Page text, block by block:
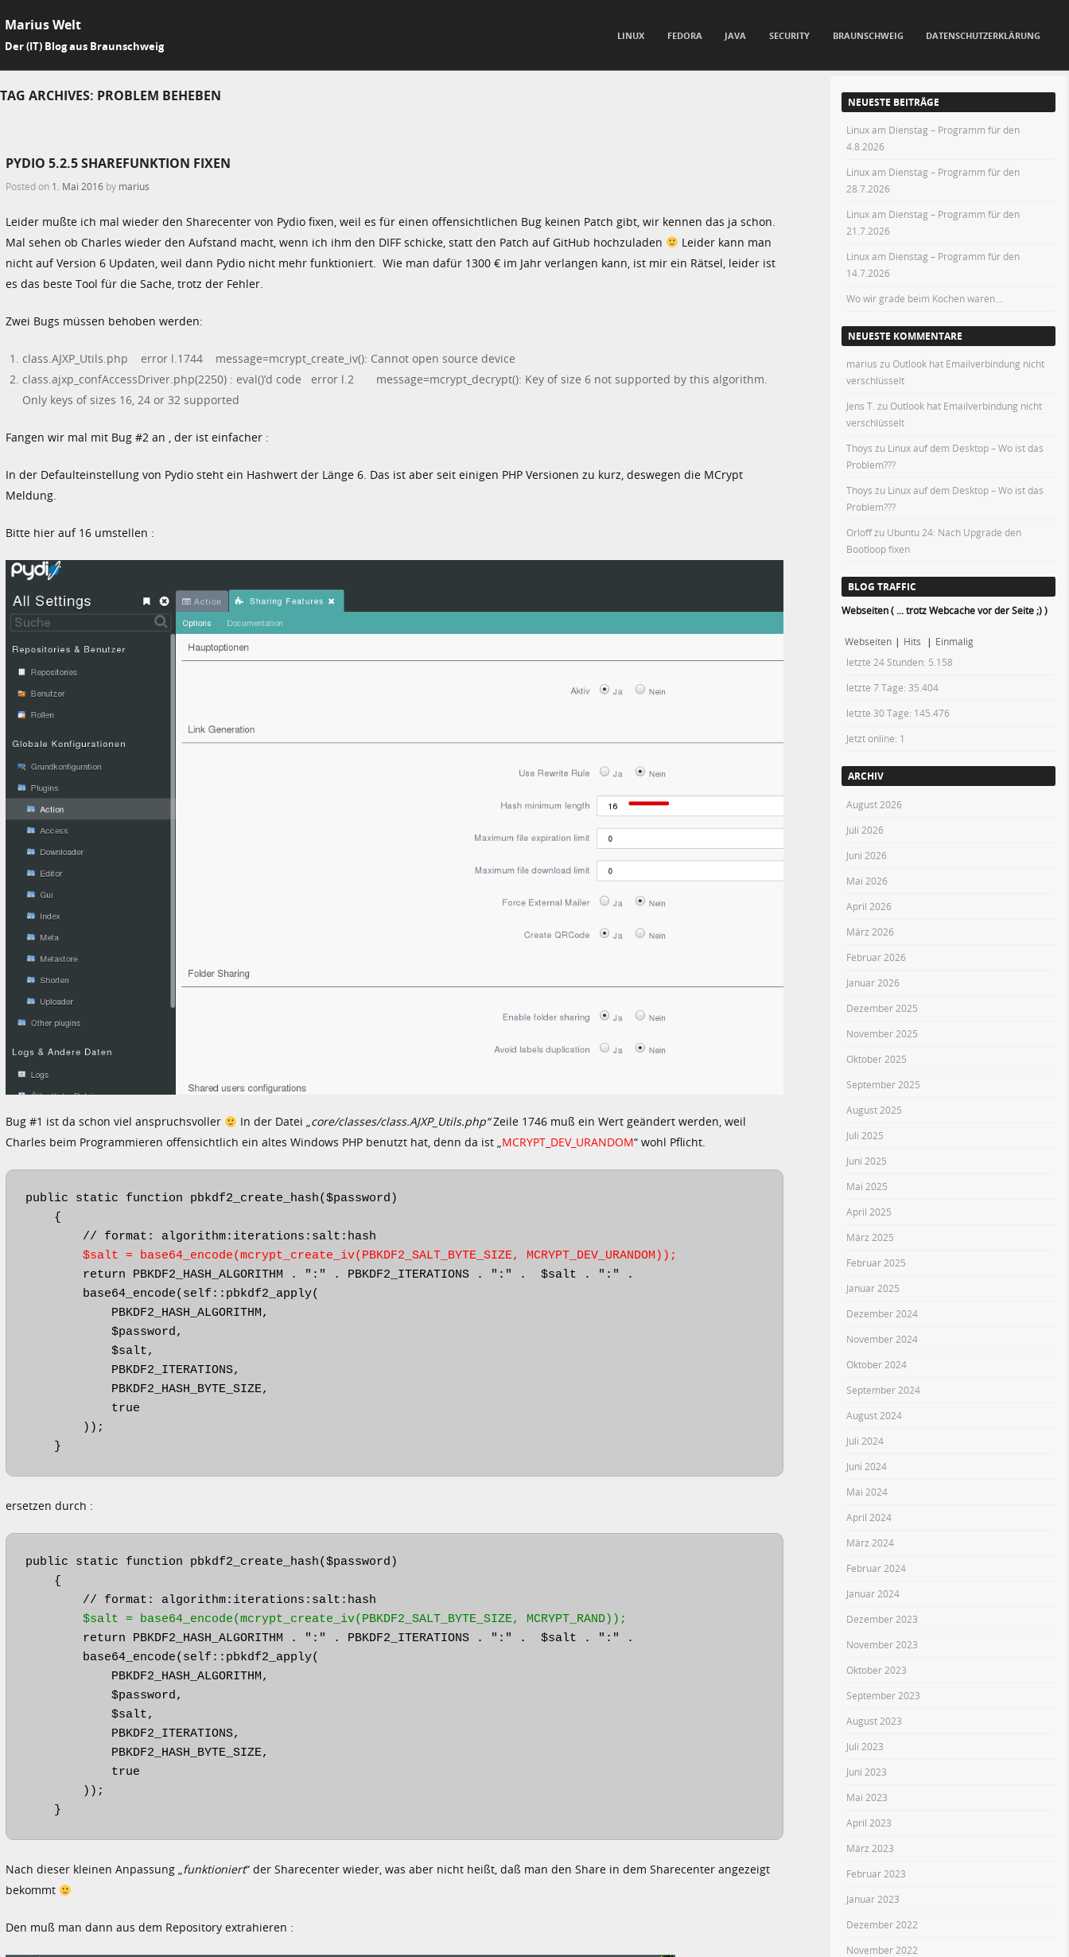
Marius Welt
Der (IT) Blog aus Braunschweig
LINUX FEDORA JAVA SECURITY BRAUNSCHWEIG DATENSCHUTZERKLÄRUNG
TAG ARCHIVES: PROBLEM BEHEBEN
PYDIO 5.2.5 SHAREFUNKTION FIXEN
Posted on 1. Mai 2016 by marius
Leider mußte ich mal wieder den Sharecenter von Pydio fixen, weil es für einen offensichtlichen Bug keinen Patch gibt, wir kennen das ja schon.
Mal sehen ob Charles wieder den Aufstand macht, wenn ich ihm den DIFF schicke, statt den Patch auf GitHub hochzuladen
Leider kann man
nicht auf Version 6 Updaten, weil dann Pydio nicht mehr funktioniert. Wie man dafür 1300 € im Jahr verlangen kann, ist mir ein Rätsel, leider ist
es das beste Tool für die Sache, trotz der Fehler.
Zwei Bugs müssen behoben werden:
class.AJXP_Utils.php error l.1744 message=mcrypt_create_iv(): Cannot open source device
class.ajxp_confAccessDriver.php(2250) : eval()’d code error l.2 message=mcrypt_decrypt(): Key of size 6 not supported by this algorithm.
Only keys of sizes 16, 24 or 32 supported
Fangen wir mal mit Bug #2 an , der ist einfacher :
In der Defaulteinstellung von Pydio steht ein Hashwert der Länge 6. Das ist aber seit einigen PHP Versionen zu kurz, deswegen die MCrypt
Meldung.
Bitte hier auf 16 umstellen :
Bug #1 ist da schon viel anspruchsvoller In der Datei „core/classes/class.AJXP_Utils.php“Zeile 1746 muß ein Wert geändert werden, weil
Charles beim Programmieren offensichtlich ein altes Windows PHP benutzt hat, denn da ist „MCRYPT_DEV_URANDOM“ wohl Pflicht.
public static function pbkdf2_create_hash($password)
{
// format: algorithm:iterations:salt:hash
$salt = base64_encode(mcrypt_create_iv(PBKDF2_SALT_BYTE_SIZE, MCRYPT_DEV_URANDOM));
return PBKDF2_HASH_ALGORITHM . ":" . PBKDF2_ITERATIONS . ":" .  $salt . ":" .
base64_encode(self::pbkdf2_apply(
PBKDF2_HASH_ALGORITHM,
$password,
$salt,
PBKDF2_ITERATIONS,
PBKDF2_HASH_BYTE_SIZE,
true
));
}
ersetzen durch :
public static function pbkdf2_create_hash($password)
{
// format: algorithm:iterations:salt:hash
$salt = base64_encode(mcrypt_create_iv(PBKDF2_SALT_BYTE_SIZE, MCRYPT_RAND));
return PBKDF2_HASH_ALGORITHM . ":" . PBKDF2_ITERATIONS . ":" .  $salt . ":" .
base64_encode(self::pbkdf2_apply(
PBKDF2_HASH_ALGORITHM,
$password,
$salt,
PBKDF2_ITERATIONS,
PBKDF2_HASH_BYTE_SIZE,
true
));
}
Nach dieser kleinen Anpassung „funktioniert“ der Sharecenter wieder, was aber nicht heißt, daß man den Share in dem Sharecenter angezeigt
bekommt
Den muß man dann aus dem Repository extrahieren :
NEUESTE BEITRÄGE
Linux am Dienstag – Programm für den
4.8.2026
Linux am Dienstag – Programm für den
28.7.2026
Linux am Dienstag – Programm für den
21.7.2026
Linux am Dienstag – Programm für den
14.7.2026
Wo wir grade beim Kochen waren…
NEUESTE KOMMENTARE
marius zuOutlook hat Emailverbindung nicht
verschlüsselt
Jens T. zuOutlook hat Emailverbindung nicht
verschlüsselt
Thoys zu Linux auf dem Desktop – Wo ist das
Problem???
Thoys zu Linux auf dem Desktop – Wo ist das
Problem???
Orloffzu Ubuntu 24: Nach Upgrade den
Bootloop fixen
BLOG TRAFFIC
Webseiten ( ... trotz Webcache vor der Seite ;) )
Webseiten | Hits | Einmalig
letzte 24 Stunden: 5.158
letzte 7 Tage: 35.404
letzte 30 Tage: 145.476
Jetzt online: 1
ARCHIV
August 2026
Juli 2026
Juni 2026
Mai 2026
April 2026
März 2026
Februar 2026
Januar 2026
Dezember 2025
November 2025
Oktober 2025
September 2025
August 2025
Juli 2025
Juni 2025
Mai 2025
April 2025
März 2025
Februar 2025
Januar 2025
Dezember 2024
November 2024
Oktober 2024
September 2024
August 2024
Juli 2024
Juni 2024
Mai 2024
April 2024
März 2024
Februar 2024
Januar 2024
Dezember 2023
November 2023
Oktober 2023
September 2023
August 2023
Juli 2023
Juni 2023
Mai 2023
April 2023
März 2023
Februar 2023
Januar 2023
Dezember 2022
November 2022